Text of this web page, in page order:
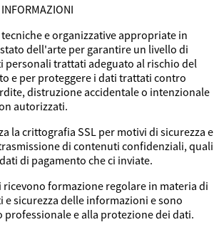
e organizzative appropriate in
dell'arte per garantire un livello di
personali trattati adeguato al rischio del
e per proteggere i dati trattati contro
distruzione accidentale o intenzionale
autorizzati.
la crittografia SSL per motivi di sicurezza e
di contenuti confidenziali, quali
di pagamento che ci inviate.
formazione regolare in materia di
e sicurezza delle informazioni e sono
professionale e alla protezione dei dati.